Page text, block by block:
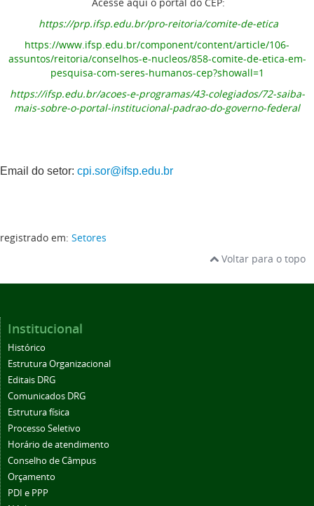
https://prp.ifsp.edu.br/pro-reitoria/comite-de-etica
https://www.ifsp.edu.br/component/content/article/106-
assuntos/reitoria/conselhos-e-nucleos/858-comite-de-etica-em-
pesquisa-com-seres-humanos-cep?showall=1
https://ifsp.edu.br/acoes-e-programas/43-colegiados/72-saiba-
mais-sobre-o-portal-institucional-padrao-do-governo-federal
Email do setor: cpi.sor@ifsp.edu.br
registrado em: Setores
Voltar para o topo
Institucional
Histórico
Estrutura Organizacional
Editais DRG
Comunicados DRG
Estrutura física
Processo Seletivo
Horário de atendimento
Conselho de Câmpus
Orçamento
PDI e PPP